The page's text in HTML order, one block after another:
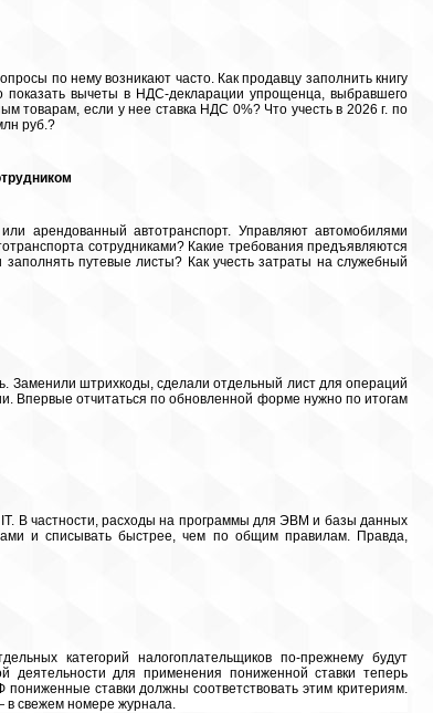
по нему возникают часто. Как продавцу заполнить книгу
показать вычеты в НДС-декларации упрощенца, выбравшего
товарам, если у нее ставка НДС 0%? Что учесть в 2026 г. по
руб.?
арендованный автотранспорт. Управляют автомобилями
сотрудниками? Какие требования предъявляются
путевые листы? Как учесть затраты на служебный
Заменили штрихкоды, сделали отдельный лист для операций
Впервые отчитаться по обновленной форме нужно по итогам
В частности, расходы на программы для ЭВМ и базы данных
и списывать быстрее, чем по общим правилам. Правда,
категорий налогоплательщиков по-прежнему будут
деятельности для применения пониженной ставки теперь
ставки должны соответствовать этим критериям.
в свежем номере журнала.